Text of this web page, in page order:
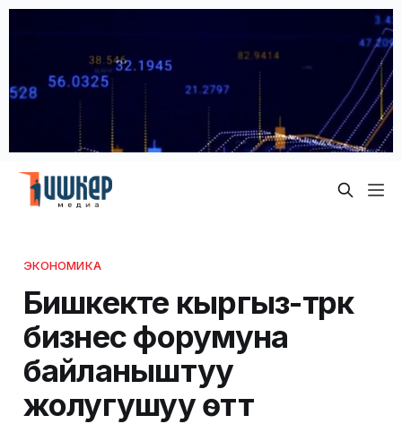
ЭКОНОМИКА
Бишкекте кыргыз-түрк
бизнес форумуна
байланыштуу
жолугушуу өттү